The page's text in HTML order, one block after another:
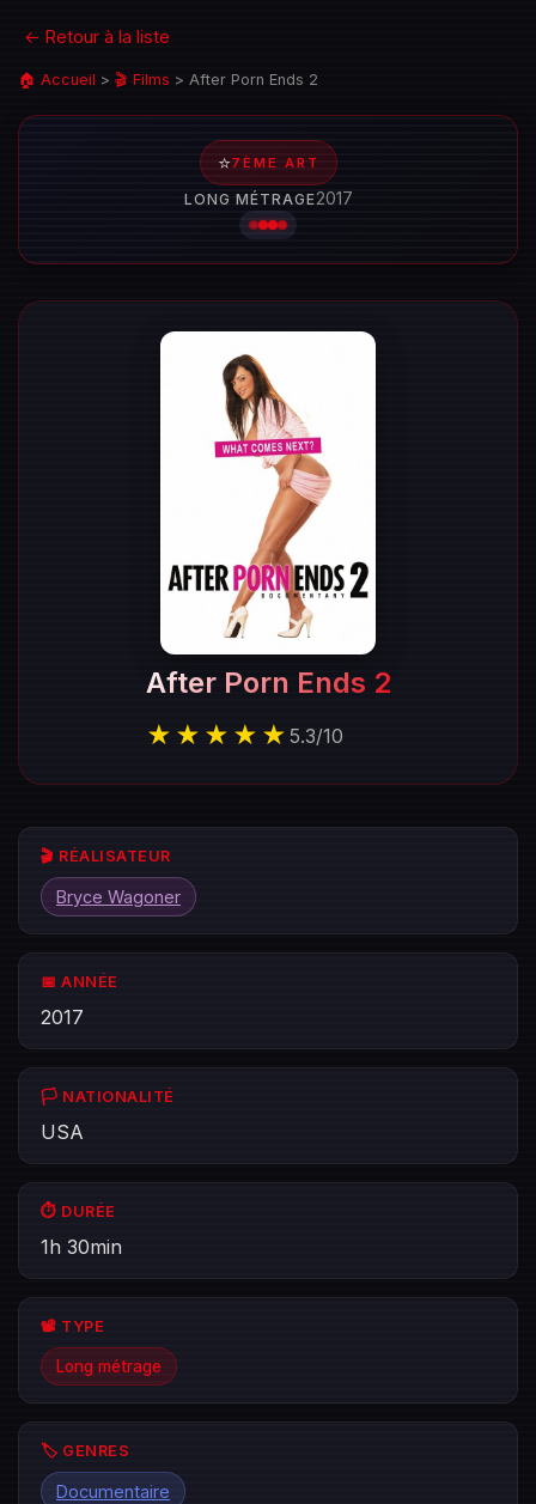
← Retour à la liste
🏠 Accueil > 🎬 Films > After Porn Ends 2
⭐7ÈME ART
LONG MÉTRAGE2017
After Porn Ends 2
★★★★★ 5.3/10
🎬 RÉALISATEUR
Bryce Wagoner
📅 ANNÉE
2017
🏳️ NATIONALITÉ
USA
⏱️ DURÉE
1h 30min
📽️ TYPE
Long métrage
🏷️ GENRES
Documentaire